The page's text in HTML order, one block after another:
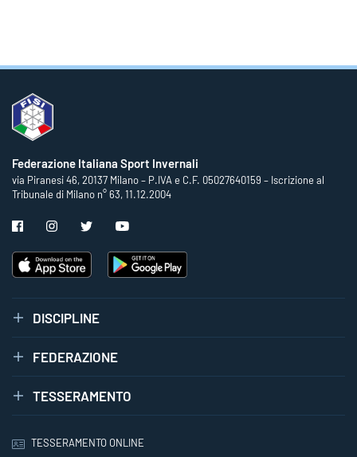
Federazione Italiana Sport Invernali
via Piranesi 46, 20137 Milano – P.IVA e C.F. 05027640159 – Iscrizione al
Tribunale di Milano n° 63, 11.12.2004
DISCIPLINE
FEDERAZIONE
TESSERAMENTO
TESSERAMENTO ONLINE